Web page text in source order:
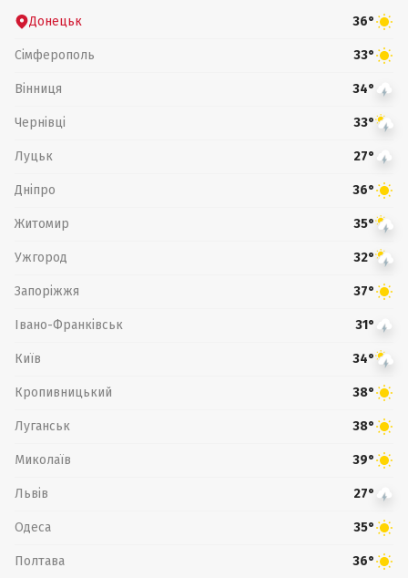
Донецьк 36°
Сімферополь 33°
Вінниця 34°
Чернівці 33°
Луцьк 27°
Дніпро 36°
Житомир 35°
Ужгород 32°
Запоріжжя 37°
Івано-Франківськ 31°
Київ 34°
Кропивницький 38°
Луганськ 38°
Миколаїв 39°
Львів 27°
Одеса 35°
Полтава 36°